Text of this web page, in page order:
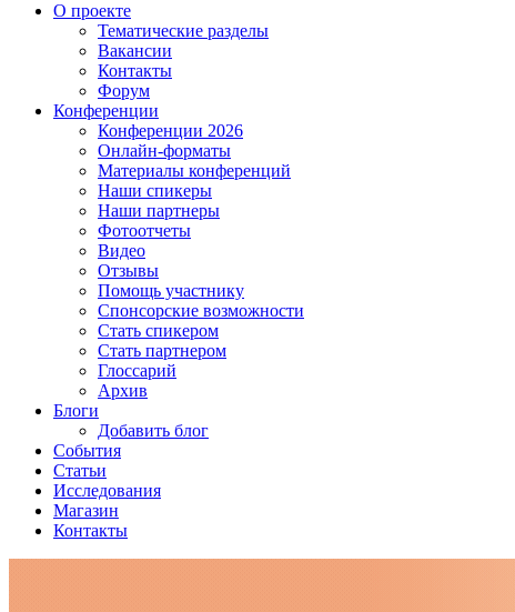
О проекте
Тематические разделы
Вакансии
Контакты
Форум
Конференции
Конференции 2026
Онлайн-форматы
Материалы конференций
Наши спикеры
Наши партнеры
Фотоотчеты
Видео
Отзывы
Помощь участнику
Спонсорские возможности
Стать спикером
Стать партнером
Глоссарий
Архив
Блоги
Добавить блог
События
Статьи
Исследования
Магазин
Контакты